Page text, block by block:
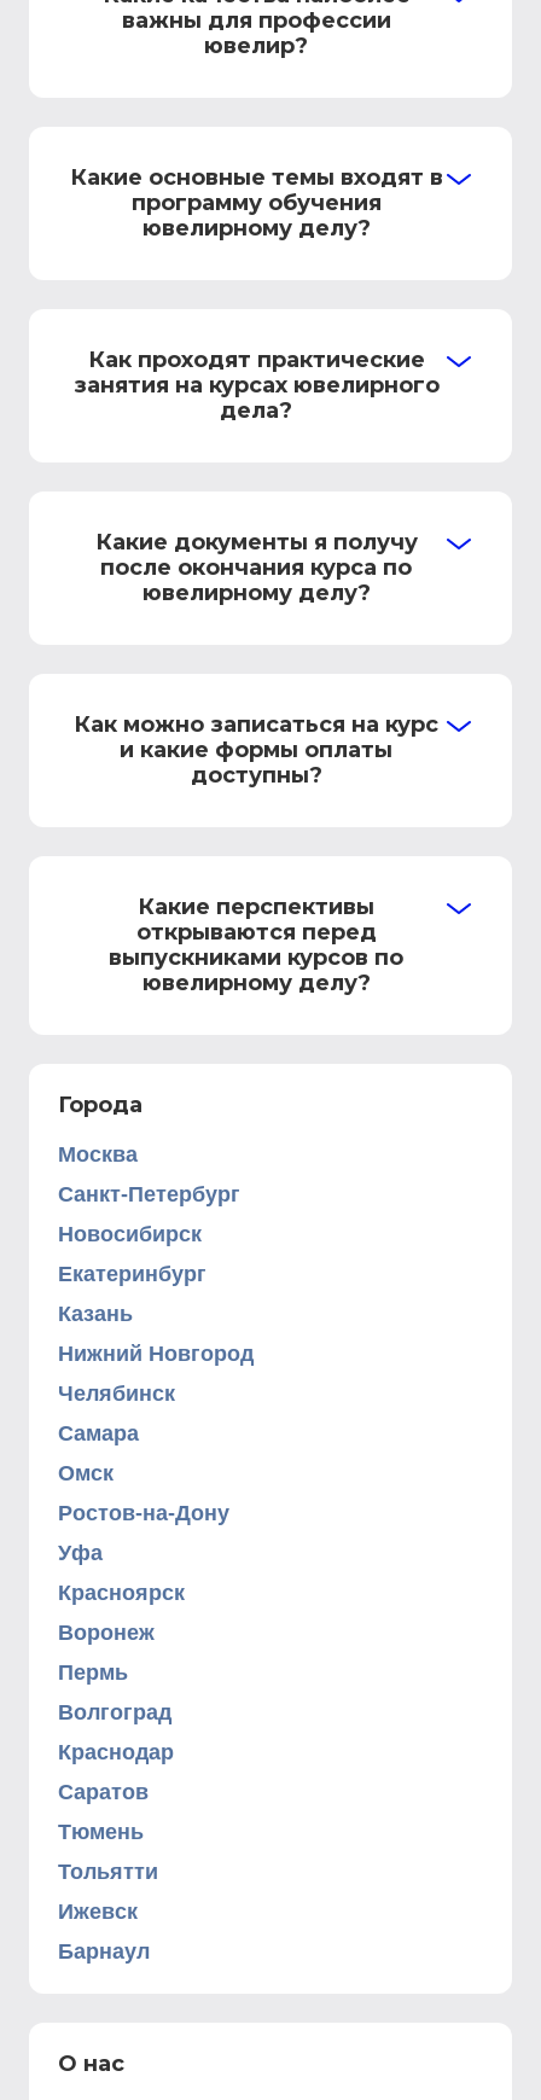
важны для профессии
ювелир?
Какие основные темы входят в
программу обучения
ювелирному делу?
Как проходят практические
занятия на курсах ювелирного
дела?
Какие документы я получу
после окончания курса по
ювелирному делу?
Как можно записаться на курс
и какие формы оплаты
доступны?
Какие перспективы
открываются перед
выпускниками курсов по
ювелирному делу?
Города
Москва
Санкт-Петербург
Новосибирск
Екатеринбург
Казань
Нижний Новгород
Челябинск
Самара
Омск
Ростов-на-Дону
Уфа
Красноярск
Воронеж
Пермь
Волгоград
Краснодар
Саратов
Тюмень
Тольятти
Ижевск
Барнаул
О нас